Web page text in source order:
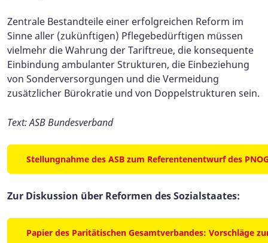
Zentrale Bestandteile einer erfolgreichen Reform im
Sinne aller (zukünftigen) Pflegebedürftigen müssen
vielmehr die Wahrung der Tariftreue, die konsequente
Einbindung ambulanter Strukturen, die Einbeziehung
von Sonderversorgungen und die Vermeidung
zusätzlicher Bürokratie und von Doppelstrukturen sein.
Text: ASB Bundesverband
Stellungnahme des ASB zum Referentenentwurf des
Zur Diskussion über Reformen des Sozialstaates:
Papier des Paritätischen Gesamtverbandes: Vorschläge